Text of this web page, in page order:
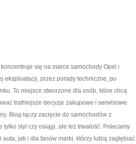
się na marce samochody Opel i
eksploatacji, przez porady techniczne, po
To miejsce stworzone dla osób, które chcą
trafniejsze decyzje zakupowe i serwisowe
Blog łączy zacięcie do samochodów z
styl czy osiągi, ale też trwałość. Polecamy
jak i dla fanów marki, którzy lubią zagłębiać